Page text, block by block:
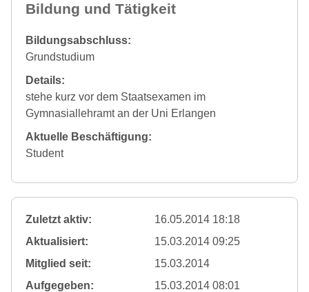
Bildung und Tätigkeit
Bildungsabschluss:
Grundstudium
Details:
stehe kurz vor dem Staatsexamen im
Gymnasiallehramt an der Uni Erlangen
Aktuelle Beschäftigung:
Student
Zuletzt aktiv:
16.05.2014 18:18
Aktualisiert:
15.03.2014 09:25
Mitglied seit:
15.03.2014
Aufgegeben:
15.03.2014 08:01